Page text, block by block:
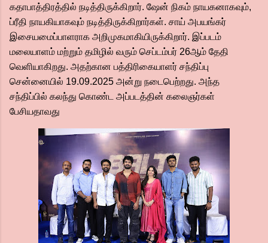
கதாபாத்திரத்தில் நடித்திருக்கிறார். ஷேன் நிகம் நாயகனாகவும்,
ப்ரீதி நாயகியாகவும் நடித்திருக்கிறார்கள். சாய் அபயங்கர்
இசையமைப்பாளராக அறிமுகமாகியிருக்கிறார். இப்படம்
மலையாளம் மற்றும் தமிழில் வரும் செப்டம்பர் 26ஆம் தேதி
வெளியாகிறது. அதற்கான பத்திரிகையாளர் சந்திப்பு
சென்னையில் 19.09.2025 அன்று நடைபெற்றது. அந்த
சந்திப்பில் கலந்து கொண்ட அப்படத்தின் கலைஞர்கள்
பேசியதாவது